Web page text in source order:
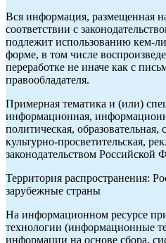
Вся информация, размещенная
соответствии с
подлежит использованию кем-
форме, в том числе
переработке не иначе как с
правообладателя.
Примерная тематика и (или)
информационная,
политическая, образовательная,
культурно-просветительская,
законодательством Российской
Территория распространения:
зарубежные страны
На информационном ресурсе
технологии (информационные
информации на основе сбора,